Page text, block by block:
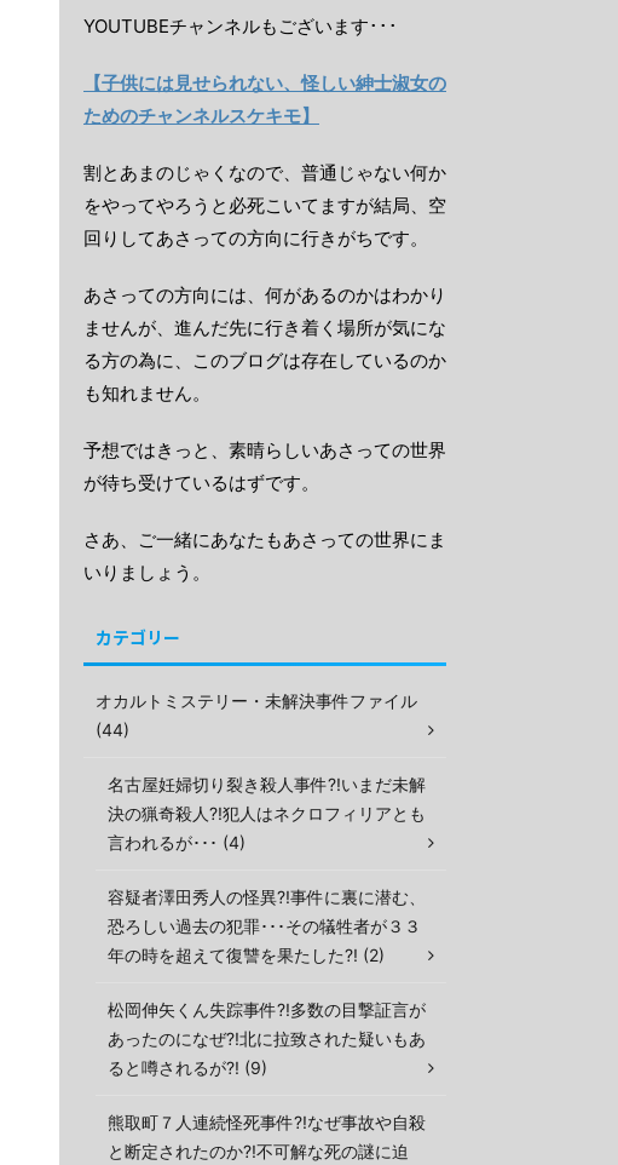
YOUTUBEチャンネルもございます･･･
【子供には見せられない、怪しい紳士淑女の
ためのチャンネルスケキモ】
割とあまのじゃくなので、普通じゃない何か
をやってやろうと必死こいてますが結局、空
回りしてあさっての方向に行きがちです。
あさっての方向には、何があるのかはわかり
ませんが、進んだ先に行き着く場所が気にな
る方の為に、このブログは存在しているのか
も知れません。
予想ではきっと、素晴らしいあさっての世界
が待ち受けているはずです。
さあ、ご一緒にあなたもあさっての世界にま
いりましょう。
カテゴリー
オカルトミステリー・未解決事件ファイル
(44)
名古屋妊婦切り裂き殺人事件?!いまだ未解
決の猟奇殺人?!犯人はネクロフィリアとも
言われるが･･･ (4)
容疑者澤田秀人の怪異?!事件に裏に潜む、
恐ろしい過去の犯罪･･･その犠牲者が３３
年の時を超えて復讐を果たした?! (2)
松岡伸矢くん失踪事件?!多数の目撃証言が
あったのになぜ?!北に拉致された疑いもあ
ると噂されるが?! (9)
熊取町７人連続怪死事件?!なぜ事故や自殺
と断定されたのか?!不可解な死の謎に迫